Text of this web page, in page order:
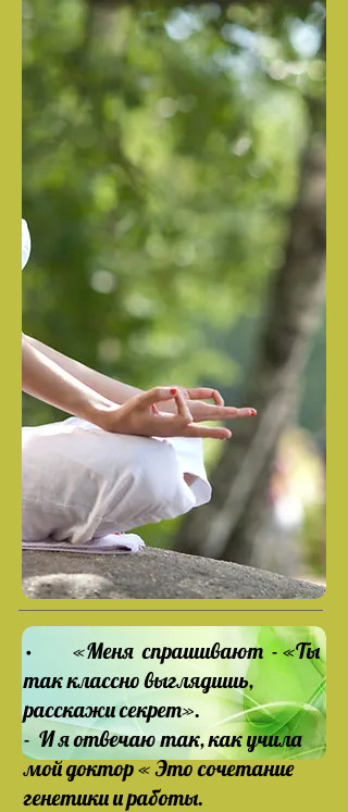
· «Меня спрашивают - «Ты
так классно выглядишь,
расскажи секрет».
- И я отвечаю так, как учила
мой доктор « Это сочетание
генетики и работы.